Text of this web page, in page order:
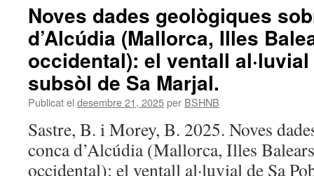
Noves dades geològiques
d’Alcúdia (Mallorca, Illes
occidental): el ventall
subsòl de Sa Marjal.
Publicat el desembre 21, 2025per BSHNB
Sastre, B. i Morey, B. 2025. Noves
conca d’Alcúdia (Mallorca, Illes
occidental): el ventall al·luvial de Sa